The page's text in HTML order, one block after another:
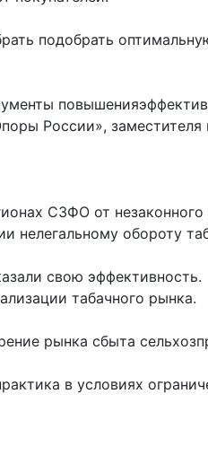
подобрать
России»,
СЗФО от
нелегальному обороту
свою эффективность.
табачного рынка.
рынка сбыта
в условиях